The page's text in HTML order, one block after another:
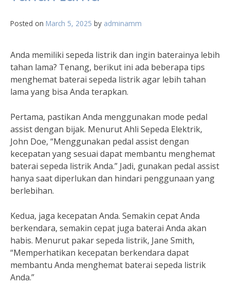
Posted on March 5, 2025 by adminamm
Anda memiliki sepeda listrik dan ingin baterainya lebih
tahan lama? Tenang, berikut ini ada beberapa tips
menghemat baterai sepeda listrik agar lebih tahan
lama yang bisa Anda terapkan.
Pertama, pastikan Anda menggunakan mode pedal
assist dengan bijak. Menurut Ahli Sepeda Elektrik,
John Doe, “Menggunakan pedal assist dengan
kecepatan yang sesuai dapat membantu menghemat
baterai sepeda listrik Anda.” Jadi, gunakan pedal assist
hanya saat diperlukan dan hindari penggunaan yang
berlebihan.
Kedua, jaga kecepatan Anda. Semakin cepat Anda
berkendara, semakin cepat juga baterai Anda akan
habis. Menurut pakar sepeda listrik, Jane Smith,
“Memperhatikan kecepatan berkendara dapat
membantu Anda menghemat baterai sepeda listrik
Anda.”